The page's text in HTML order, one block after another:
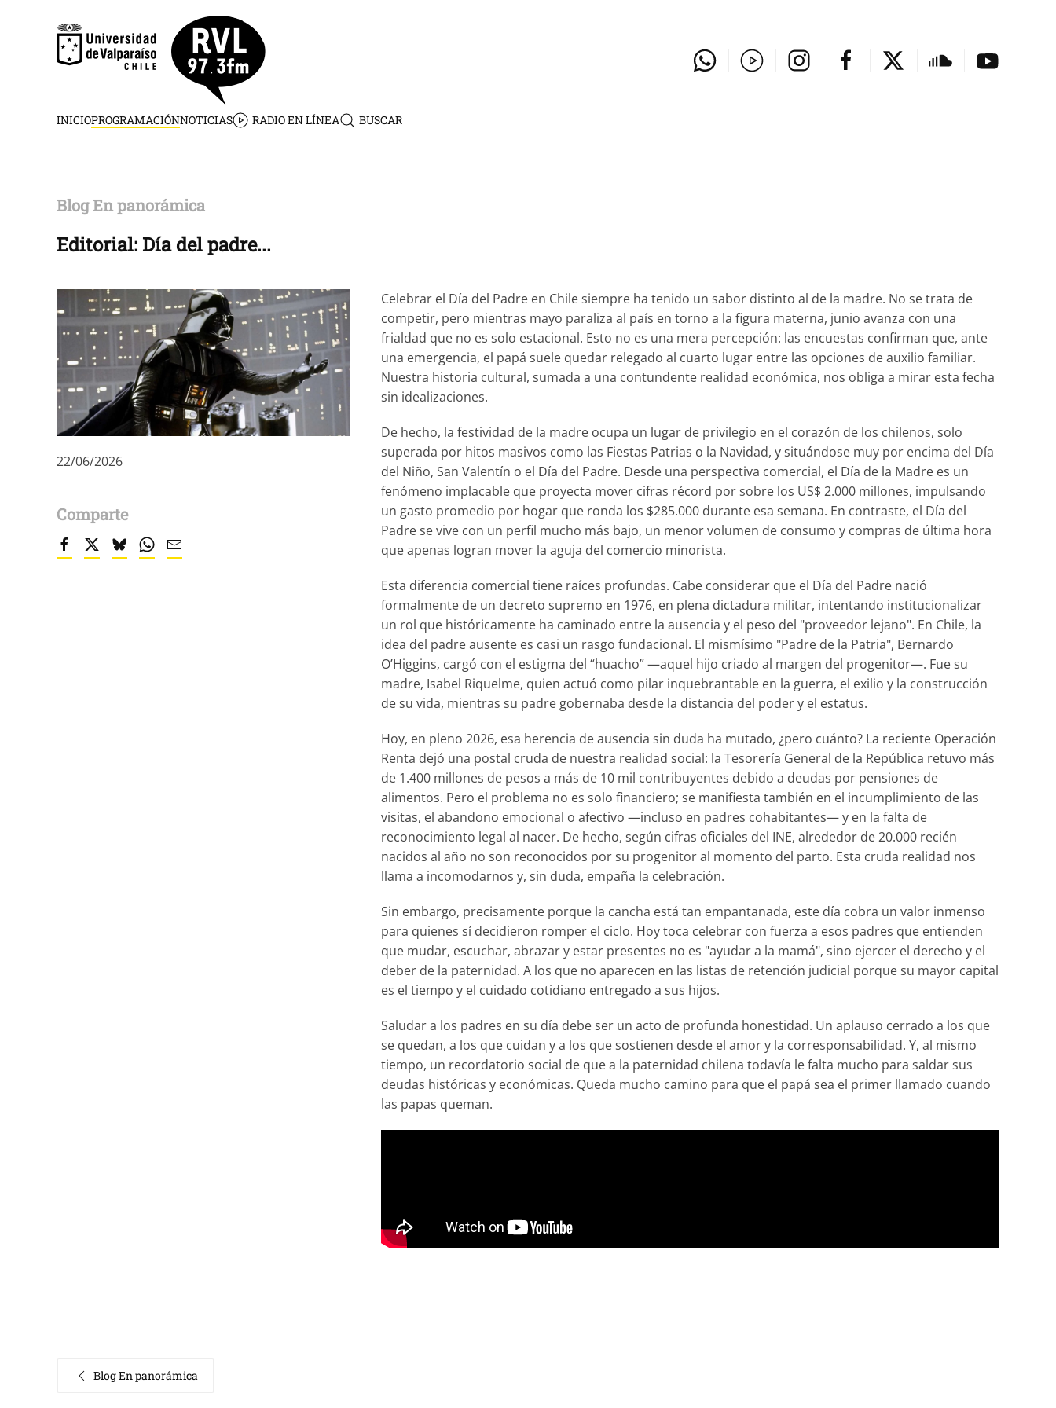
Skip to main content
INICIOPROGRAMACIÓNNOTICIAS RADIO EN LÍNEA BUSCAR
Blog En panorámica
Editorial: Día del padre...
22/06/2026
Comparte
Celebrar el Día del Padre en Chile siempre ha tenido un sabor distinto al de la madre. No se trata de
competir, pero mientras mayo paraliza al país en torno a la figura materna, junio avanza con una
frialdad que no es solo estacional. Esto no es una mera percepción: las encuestas confirman que, ante
una emergencia, el papá suele quedar relegado al cuarto lugar entre las opciones de auxilio familiar.
Nuestra historia cultural, sumada a una contundente realidad económica, nos obliga a mirar esta fecha
sin idealizaciones.
De hecho, la festividad de la madre ocupa un lugar de privilegio en el corazón de los chilenos, solo
superada por hitos masivos como las Fiestas Patrias o la Navidad, y situándose muy por encima del Día
del Niño, San Valentín o el Día del Padre. Desde una perspectiva comercial, el Día de la Madre es un
fenómeno implacable que proyecta mover cifras récord por sobre los US$ 2.000 millones, impulsando
un gasto promedio por hogar que ronda los $285.000 durante esa semana. En contraste, el Día del
Padre se vive con un perfil mucho más bajo, un menor volumen de consumo y compras de última hora
que apenas logran mover la aguja del comercio minorista.
Esta diferencia comercial tiene raíces profundas. Cabe considerar que el Día del Padre nació
formalmente de un decreto supremo en 1976, en plena dictadura militar, intentando institucionalizar
un rol que históricamente ha caminado entre la ausencia y el peso del "proveedor lejano". En Chile, la
idea del padre ausente es casi un rasgo fundacional. El mismísimo "Padre de la Patria", Bernardo
O’Higgins, cargó con el estigma del “huacho” —aquel hijo criado al margen del progenitor—. Fue su
madre, Isabel Riquelme, quien actuó como pilar inquebrantable en la guerra, el exilio y la construcción
de su vida, mientras su padre gobernaba desde la distancia del poder y el estatus.
Hoy, en pleno 2026, esa herencia de ausencia sin duda ha mutado, ¿pero cuánto? La reciente Operación
Renta dejó una postal cruda de nuestra realidad social: la Tesorería General de la República retuvo más
de 1.400 millones de pesos a más de 10 mil contribuyentes debido a deudas por pensiones de
alimentos. Pero el problema no es solo financiero; se manifiesta también en el incumplimiento de las
visitas, el abandono emocional o afectivo —incluso en padres cohabitantes— y en la falta de
reconocimiento legal al nacer. De hecho, según cifras oficiales del INE, alrededor de 20.000 recién
nacidos al año no son reconocidos por su progenitor al momento del parto. Esta cruda realidad nos
llama a incomodarnos y, sin duda, empaña la celebración.
Sin embargo, precisamente porque la cancha está tan empantanada, este día cobra un valor inmenso
para quienes sí decidieron romper el ciclo. Hoy toca celebrar con fuerza a esos padres que entienden
que mudar, escuchar, abrazar y estar presentes no es "ayudar a la mamá", sino ejercer el derecho y el
deber de la paternidad. A los que no aparecen en las listas de retención judicial porque su mayor capital
es el tiempo y el cuidado cotidiano entregado a sus hijos.
Saludar a los padres en su día debe ser un acto de profunda honestidad. Un aplauso cerrado a los que
se quedan, a los que cuidan y a los que sostienen desde el amor y la corresponsabilidad. Y, al mismo
tiempo, un recordatorio social de que a la paternidad chilena todavía le falta mucho para saldar sus
deudas históricas y económicas. Queda mucho camino para que el papá sea el primer llamado cuando
las papas queman.
Blog En panorámica